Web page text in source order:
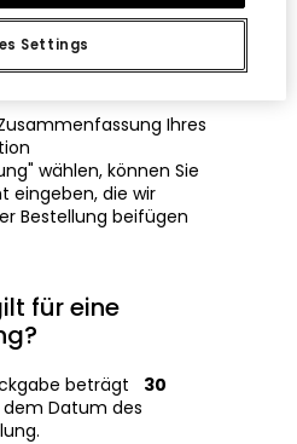
an den
Bestellung
Ihres
wählen, können Sie
eingeben, die wir
Bestellung beifügen
für eine
beträgt 30
Datum des
Settings